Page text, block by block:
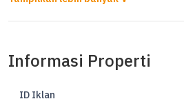
Rumah Apa Ada nya
Mainroad Golf Barat Raya
Arcamanik, Antapani
Informasi Properti
ID Iklan